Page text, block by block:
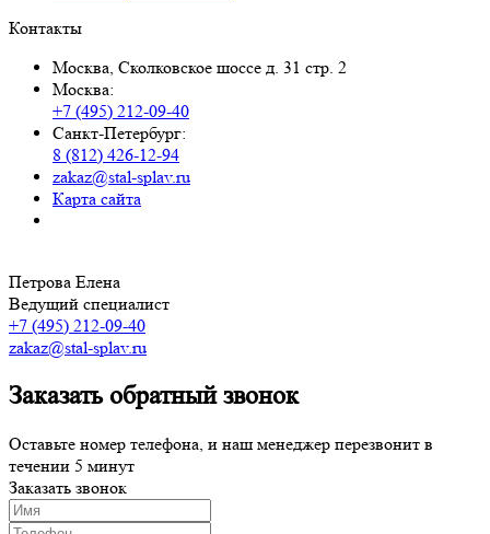
Контакты
Москва, Сколковское шоссе д. 31 стр. 2
Москва:
+7 (495) 212-09-40
Санкт-Петербург:
8 (812) 426-12-94
zakaz@stal-splav.ru
Карта сайта
Петрова Елена
Ведущий специалист
+7 (495) 212-09-40
zakaz@stal-splav.ru
Заказать обратный звонок
Оставьте номер телефона, и наш менеджер перезвонит в
течении 5 минут
Заказать звонок